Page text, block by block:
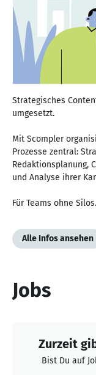
Strategisches
umgesetzt.
Mit Scompler
Prozesse zentral:
Redaktionsplanung,
und Analyse ihrer
Für Teams ohne
Alle Infos ansehen
Jobs
Zurzeit
Bist Du auf